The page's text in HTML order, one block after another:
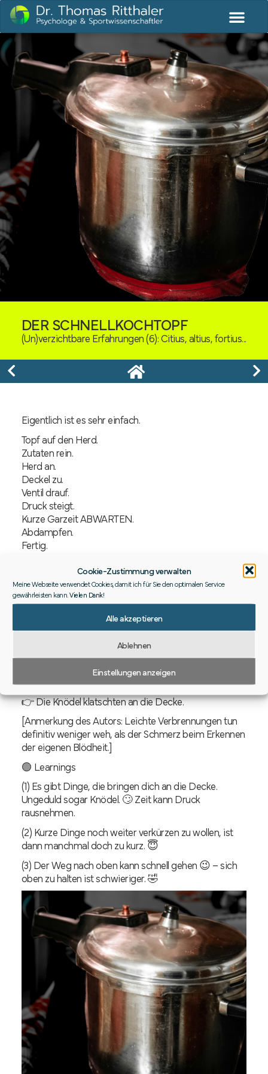
Cookie-Zustimmung verwalten
Meine Webseite verwendet Cookies, damit ich für Sie den optimalen Service
gewährleisten kann. Vielen Dank!
Alle akzeptieren
Ablehnen
Einstellungen anzeigen
DER SCHNELLKOCHTOPF
(Un)verzichtbare Erfahrungen (6): Citius, altius, fortius...
Eigentlich ist es sehr einfach.
Topf auf den Herd.
Zutaten rein.
Herd an.
Deckel zu.
Ventil drauf.
Druck steigt.
Kurze Garzeit ABWARTEN.
Abdampfen.
Fertig.
Apropos ABWARTEN…
Wenn die Ungeduld groß und die Abdampfzeit zu
lang scheint:
❓ „𝘋𝘪𝘦 𝘚𝘶𝘱𝘱𝘦 𝘪𝘴𝘵 𝘣𝘦𝘴𝘵𝘪𝘮𝘮𝘵 𝘴𝘤𝘩𝘰𝘯 𝘧𝘦𝘳𝘵𝘪𝘨.
𝘔𝘢𝘯 𝘬𝘢𝘯𝘯 𝘥𝘰𝘤𝘩 𝘮𝘢𝘭 𝘴𝘤𝘩𝘢𝘶𝘦𝘯, 𝘰𝘣…“
❗️ Nein, kann man nicht!
👉 Die Knödel klatschten an die Decke.
[Anmerkung des Autors: Leichte Verbrennungen tun
definitiv weniger weh, als der Schmerz beim Erkennen
der eigenen Blödheit.]
🟢 Learnings
(1) Es gibt Dinge, die bringen dich an die Decke.
Ungeduld sogar Knödel. 🙄 Zeit kann Druck
rausnehmen.
(2) Kurze Dinge noch weiter verkürzen zu wollen, ist
dann manchmal doch zu kurz. 😇
(3) Der Weg nach oben kann schnell gehen 😉 – sich
oben zu halten ist schwieriger. 🤣